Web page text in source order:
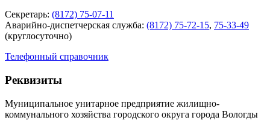
Секретарь: (8172) 75-07-11
Аварийно-диспетчерская служба: (8172) 75-72-15, 75-33-49
(круглосуточно)
Телефонный справочник
Реквизиты
Муниципальное унитарное предприятие жилищно-
коммунального хозяйства городского округа города Вологды